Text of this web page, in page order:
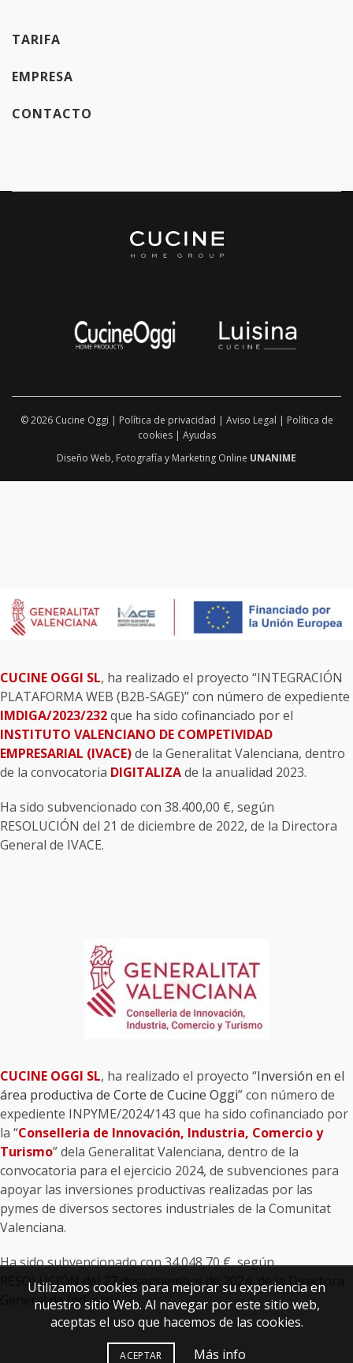
TARIFA
EMPRESA
CONTACTO
© 2026 Cucine Oggi | Política de privacidad | Aviso Legal | Política de
cookies| Ayudas
Diseño Web, Fotografía y Marketing Online UNANIME
CUCINE OGGI SL, ha realizado el proyecto “INTEGRACIÓN
PLATAFORMA WEB (B2B-SAGE)” con número de expediente
IMDIGA/2023/232que ha sido cofinanciado por el
INSTITUTO VALENCIANO DE COMPETIVIDAD
EMPRESARIAL (IVACE)de la Generalitat Valenciana, dentro
de la convocatoria DIGITALIZAde la anualidad 2023.
Ha sido subvencionado con 38.400,00 €, según
RESOLUCIÓN del 21 de diciembre de 2022, de la Directora
General de IVACE.
CUCINE OGGI SL, ha realizado el proyecto “Inversión en el
área productiva de Corte de Cucine Oggi” con número de
expediente INPYME/2024/143 que ha sido cofinanciado por
la “Conselleria de Innovación, Industria, Comercio y
Turismo” dela Generalitat Valenciana, dentro de la
convocatoria para el ejercicio 2024, de subvenciones para
apoyar las inversiones productivas realizadas por las
pymes de diversos sectores industriales de la Comunitat
Valenciana.
Ha sido subvencionado con 34.048,70 €, según
RESOLUCIÓN del 27 deseptiembre de 2024, de la Directora
General de Industria.
Utilizamos cookies para mejorar su experiencia en
nuestro sitio Web. Al navegar por este sitio web,
aceptas el uso que hacemos de las cookies.
ACEPTAR Más info